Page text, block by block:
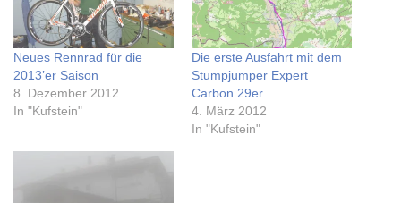
Neues Rennrad für die
2013’er Saison
8. Dezember 2012
In "Kufstein"
Die erste Ausfahrt mit dem
Stumpjumper Expert
Carbon 29er
4. März 2012
In "Kufstein"